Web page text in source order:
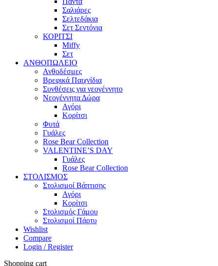
Σαλιάρες
Σελτεδάκια
Σετ Σεντόνια
ΚΟΡΙΤΣΙ
Miffy
Σετ
ΑΝΘΟΠΩΛΕΙΟ
Ανθοδέσμες
Βρεφικά Παιχνίδια
Συνθέσεις για νεογέννητο
Νεογέννητα Δώρα
Αγόρι
Κορίτσι
Φυτά
Γυάλες
Rose Bear Collection
VALENTINE’S DAY
Γυάλες
Rose Bear Collection
ΣΤΟΛΙΣΜΟΣ
Στολισμοί Βάπτισης
Αγόρι
Κορίτσι
Στολισμός Γάμου
Στολισμοί Πάρτυ
Wishlist
Compare
Login / Register
Shopping cart